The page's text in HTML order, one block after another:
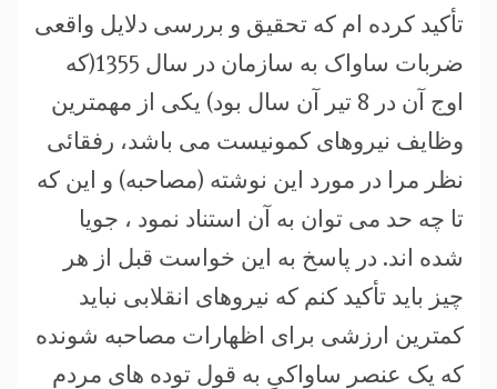
تأکید کرده ام که تحقیق و بررسی دلایل واقعی
ضربات ساواک به سازمان در سال 1355(که
اوج آن در 8 تیر آن سال بود) یکی از مهمترین
وظایف نیروهای کمونیست می باشد، رفقائی
نظر مرا در مورد این نوشته (مصاحبه) و این که
تا چه حد می توان به آن استناد نمود ، جویا
شده اند. در پاسخ به این خواست قبل از هر
چیز باید تأکید کنم که نیروهای انقلابی نباید
کمترین ارزشی برای اظهارات مصاحبه شونده
که یک عنصر ساواکیِ به قول توده های مردم